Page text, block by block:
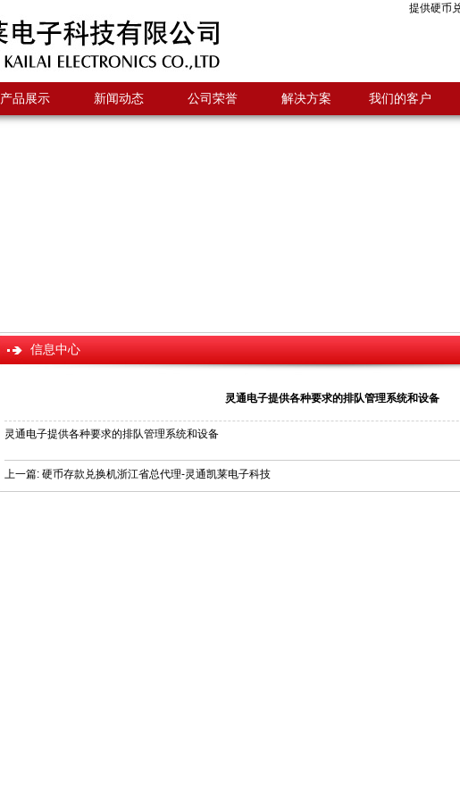
提供硬币
产品展示 新闻动态 公司荣誉 解决方案 我们的客户
信息中心
灵通电子提供各种要求的排队管理系统和设备
灵通电子提供各种要求的排队管理系统和设备
上一篇: 硬币存款兑换机浙江省总代理-灵通凯莱电子科技